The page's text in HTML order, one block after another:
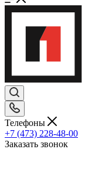
Телефоны
+7 (473) 228-48-00
Заказать звонок